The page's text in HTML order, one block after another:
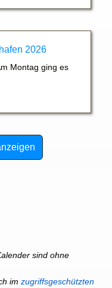
2026
Montag ging es
sind ohne
im zugriffsgeschützten